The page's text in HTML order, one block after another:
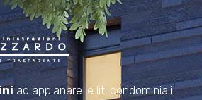
ad appianare le liti condominiali